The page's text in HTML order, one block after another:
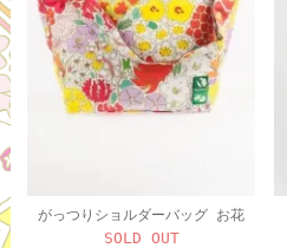
がっつりショルダーバッグ お花
SOLD OUT